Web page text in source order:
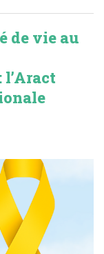
de vie au